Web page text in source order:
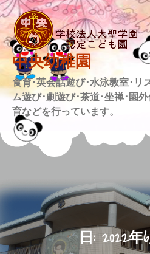
Skip
to
content
中央幼稚園
食育･英会話遊び･水泳教室･リ
ム遊び･劇遊び･茶道･坐禅･園
育などを行っています。
日: 2022年